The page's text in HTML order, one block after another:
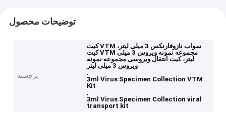
توضیحات محصول
برجسته
کیت VTM سواب نازوفارنکس 3 میلی لیتر،
کیت VTM مجموعه نمونه ویروس 3 میلی
لیتر، کیت انتقال ویروسی مجموعه نمونه
ویروس 3 میلی لیتر
,
3ml Virus Specimen Collection VTM
Kit
,
3ml Virus Specimen Collection viral
transport kit